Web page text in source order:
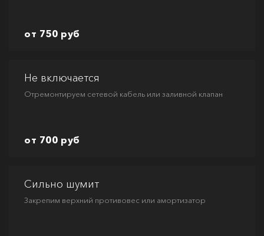
от 750 руб
Не включается
Отремонтируем сетевой кабель или заливной клапан
от 700 руб
Сильно шумит
Закрепим верхний противовес или амортизатор